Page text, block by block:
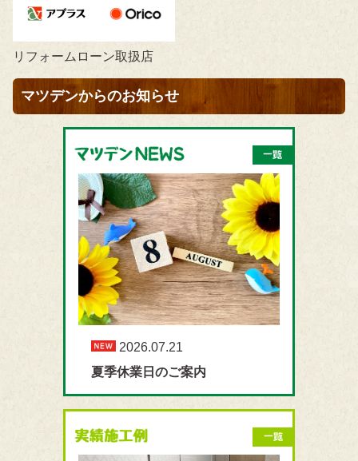
リフォームローン取扱店
マツデンからのお知らせ
2026.07.21
夏季休業日のご案内